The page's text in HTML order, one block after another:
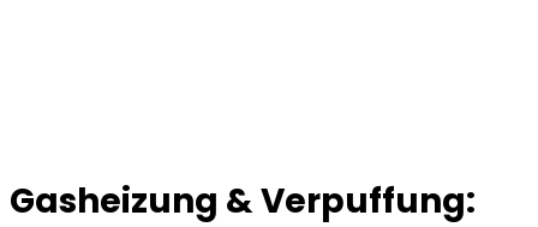
Gasheizung & Verpuffung: